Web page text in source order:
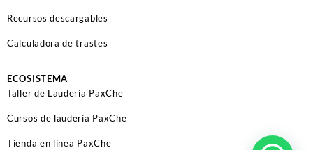
Recursos descargables
Calculadora de trastes
ECOSISTEMA
Taller de Laudería PaxChe
Cursos de laudería PaxChe
Tienda en línea PaxChe